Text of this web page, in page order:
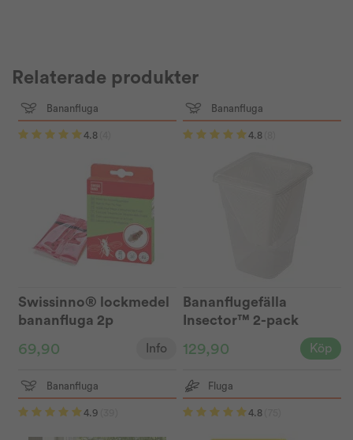
Relaterade produkter
Bananfluga
4.8
Swissinno® lockmedel
bananfluga 2p
69,90 Info
Bananfluga
4.8
Bananflugefälla
Insector™ 2-pack
129,90 Köp
Bananfluga
4.9
Fluga
4.8